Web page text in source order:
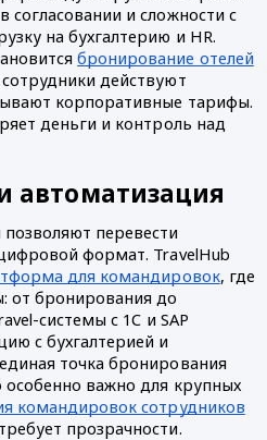
и сложности с
на бухгалтерию и HR.
бронирование отелей
действуют
корпоративные тарифы.
деньги и контроль над
автоматизация
перевести
формат. TravelHub
для командировок, где
от бронирования до
системы с 1С и SAP
с бухгалтерией и
точка бронирования
важно для крупных
командировок сотрудников
прозрачности.